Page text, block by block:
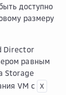
доступно
размеру
Director
равным
Storage
VM с
X